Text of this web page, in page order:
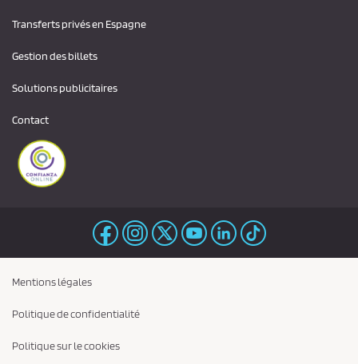
Transferts privés en Espagne
Gestion des billets
Solutions publicitaires
Contact
Mentions légales
Politique de confidentialité
Politique sur le cookies